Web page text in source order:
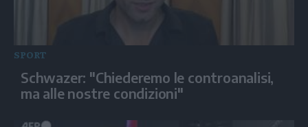
SPORT
Schwazer: "Chiederemo le controanalisi,
ma alle nostre condizioni"